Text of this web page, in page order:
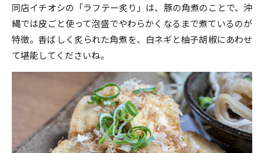
同店イチオシの「ラフテー炙り」は、豚の角煮のことで、沖
縄では皮ごと使って泡盛でやわらかくなるまで煮ているのが
特徴。香ばしく炙られた角煮を、白ネギと柚子胡椒にあわせ
て堪能してくださいね。